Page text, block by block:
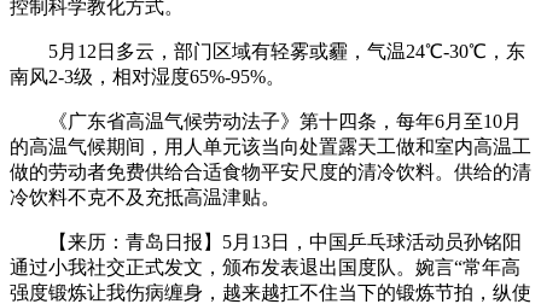
控制科学教化方式。
5月12日多云，部门区域有轻雾或霾，气温24℃-30℃，东
南风2-3级，相对湿度65%-95%。
《广东省高温气候劳动法子》第十四条，每年6月至10月
的高温气候期间，用人单元该当向处置露天工做和室内高温工
做的劳动者免费供给合适食物平安尺度的清冷饮料。供给的清
冷饮料不克不及充抵高温津贴。
【来历：青岛日报】5月13日，中国乒乓球活动员孙铭阳
通过小我社交正式发文，颁布发表退出国度队。婉言“常年高
强度锻炼让我伤病缠身，越来越扛不住当下的锻炼节拍，纵使